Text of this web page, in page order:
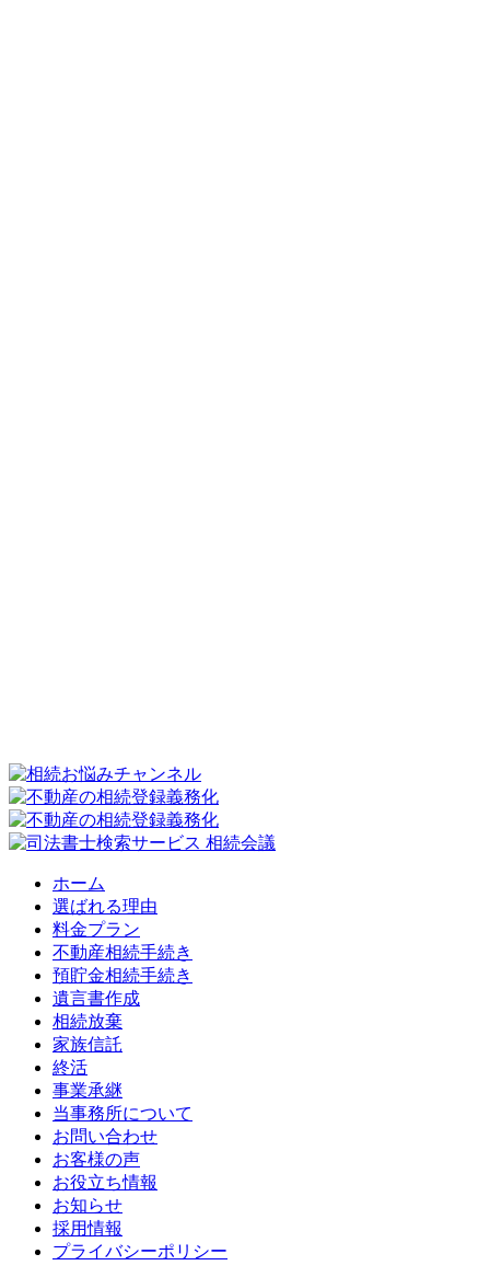
ホーム
選ばれる理由
料金プラン
不動産相続手続き
預貯金相続手続き
遺言書作成
相続放棄
家族信託
終活
事業承継
当事務所について
お問い合わせ
お客様の声
お役立ち情報
お知らせ
採用情報
プライバシーポリシー